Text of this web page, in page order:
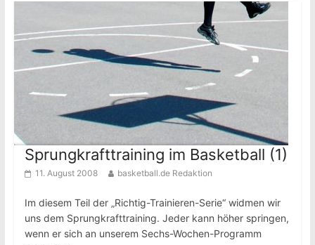
Sprungkrafttraining im Basketball (1)
11. August 2008 basketball.de Redaktion
Im diesem Teil der „Richtig-Trainieren-Serie“ widmen wir
uns dem Sprungkrafttraining. Jeder kann höher springen,
wenn er sich an unserem Sechs-Wochen-Programm